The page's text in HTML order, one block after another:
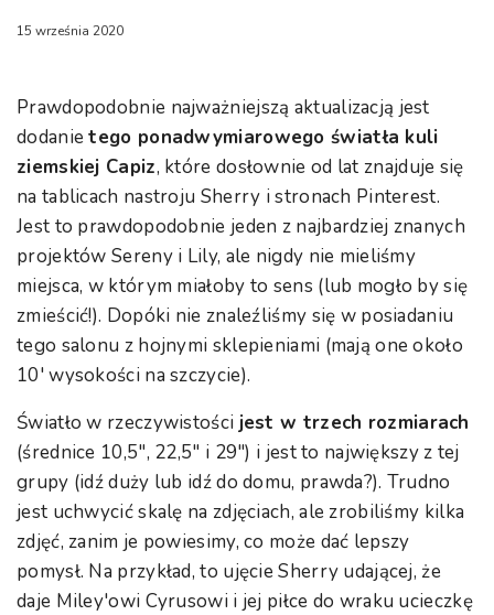
15 września 2020
Prawdopodobnie najważniejszą aktualizacją jest
dodanietego ponadwymiarowego światła kuli
ziemskiej Capiz, które dosłownie od lat znajduje się
na tablicach nastroju Sherry i stronach Pinterest.
Jest to prawdopodobnie jeden z najbardziej znanych
projektów Sereny i Lily, ale nigdy nie mieliśmy
miejsca, w którym miałoby to sens (lub mogło by się
zmieścić!). Dopóki nie znaleźliśmy się w posiadaniu
tego salonu z hojnymi sklepieniami (mają one około
10' wysokości na szczycie).
Światło w rzeczywistości jest w trzech rozmiarach
(średnice 10,5″, 22,5″ i 29″) i jest to największy z tej
grupy (idź duży lub idź do domu, prawda?). Trudno
jest uchwycić skalę na zdjęciach, ale zrobiliśmy kilka
zdjęć, zanim je powiesimy, co może dać lepszy
pomysł. Na przykład, to ujęcie Sherry udającej, że
daje Miley'owi Cyrusowi i jej piłce do wraku ucieczkę